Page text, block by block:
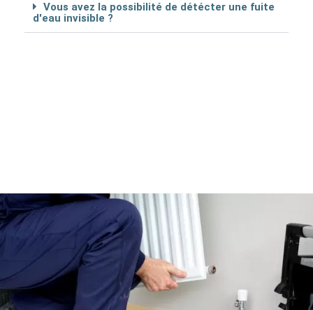
Vous avez la possibilité de détécter une fuite
d'eau invisible ?